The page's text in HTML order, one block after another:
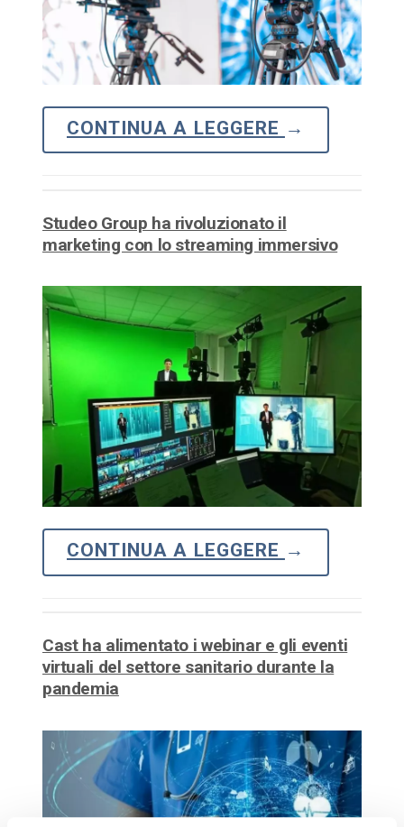
CONTINUA A LEGGERE →
Studeo Group ha rivoluzionato il
marketing con lo streaming immersivo
CONTINUA A LEGGERE →
Cast ha alimentato i webinar e gli eventi
virtuali del settore sanitario durante la
pandemia